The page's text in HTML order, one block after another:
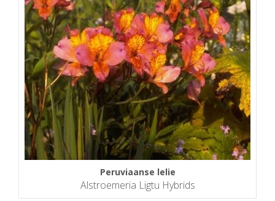
Peruviaanse lelie
Alstroemeria Ligtu Hybrids